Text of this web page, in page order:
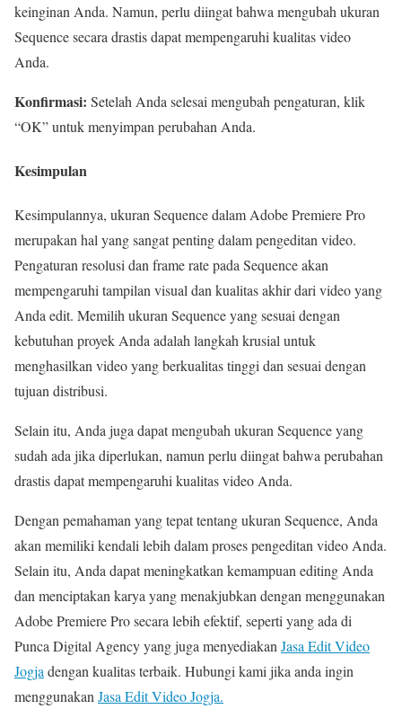
keinginan Anda. Namun, perlu diingat bahwa mengubah ukuran
Sequence secara drastis dapat mempengaruhi kualitas video
Anda.
Konfirmasi: Setelah Anda selesai mengubah pengaturan, klik
“OK” untuk menyimpan perubahan Anda.
Kesimpulan
Kesimpulannya, ukuran Sequence dalam Adobe Premiere Pro
merupakan hal yang sangat penting dalam pengeditan video.
Pengaturan resolusi dan frame rate pada Sequence akan
mempengaruhi tampilan visual dan kualitas akhir dari video yang
Anda edit. Memilih ukuran Sequence yang sesuai dengan
kebutuhan proyek Anda adalah langkah krusial untuk
menghasilkan video yang berkualitas tinggi dan sesuai dengan
tujuan distribusi.
Selain itu, Anda juga dapat mengubah ukuran Sequence yang
sudah ada jika diperlukan, namun perlu diingat bahwa perubahan
drastis dapat mempengaruhi kualitas video Anda.
Dengan pemahaman yang tepat tentang ukuran Sequence, Anda
akan memiliki kendali lebih dalam proses pengeditan video Anda.
Selain itu, Anda dapat meningkatkan kemampuan editing Anda
dan menciptakan karya yang menakjubkan dengan menggunakan
Adobe Premiere Pro secara lebih efektif, seperti yang ada di
Punca Digital Agency yang juga menyediakanJasa Edit Video
Jogjadengan kualitas terbaik. Hubungi kami jika anda ingin
menggunakanJasa Edit Video Jogja.